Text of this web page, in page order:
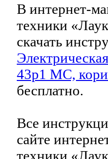
В интернет-
техники
скачать
43р1 МС,
бесплатно.
Все
сайте
техники